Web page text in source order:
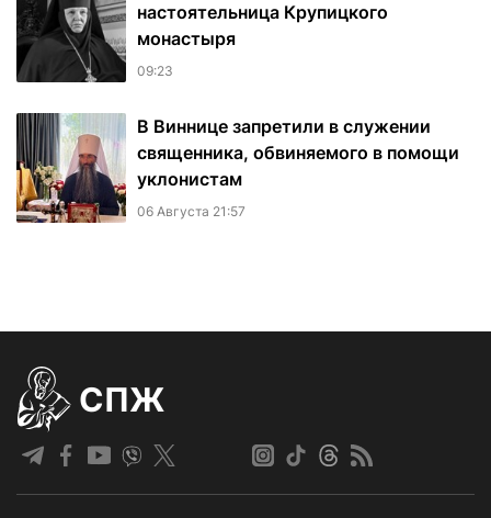
настоятельница Крупицкого
монастыря
09:23
В Виннице запретили в служении
священника, обвиняемого в помощи
уклонистам
06 Августа 21:57
СПЖ